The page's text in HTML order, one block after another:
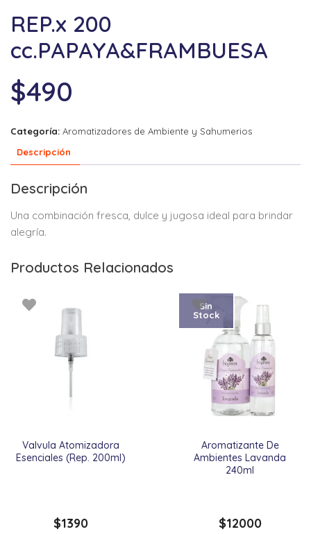
REP.x 200
cc.PAPAYA&FRAMBUESA
$490
Categoría: Aromatizadores de Ambiente y Sahumerios
Descripción
Descripción
Una combinación fresca, dulce y jugosa ideal para brindar
alegría.
Productos Relacionados
Valvula Atomizadora
Esenciales (Rep. 200ml)
$1390
Aromatizante De
Ambientes Lavanda
240ml
Sin
Stock
$12000